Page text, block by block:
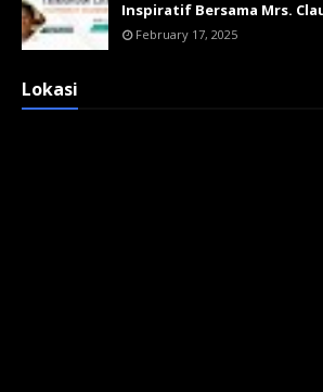
Inspiratif Bersama Mrs.
February 17, 2025
Lokasi